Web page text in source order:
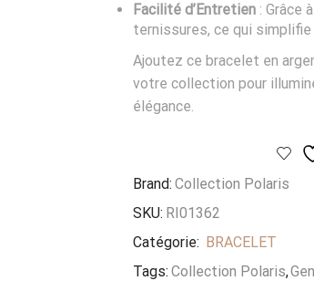
Facilité d’Entretien : Grâce
ternissures, ce qui
Ajoutez ce bracelet en
votre collection pour
élégance.
Brand: Collection Polaris
SKU: RI01362
Catégorie: BRACELET
Tags: Collection Polaris,